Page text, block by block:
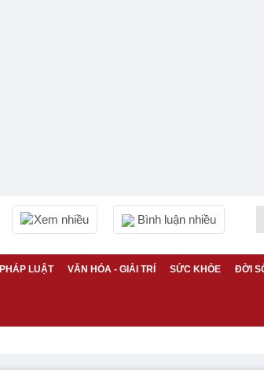
Xem nhiều Bình luận nhiều
PHÁP LUẬT VĂN HÓA - GIẢI TRÍ SỨC KHỎE ĐỜI